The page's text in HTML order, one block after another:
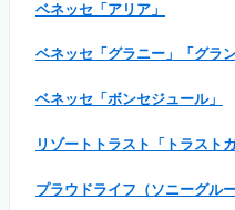
ベネッセ「アリア」
ベネッセ「グラニー」「グラン
ベネッセ「ボンセジュール」
リゾートトラスト「トラスト
プラウドライフ（ソニーグル